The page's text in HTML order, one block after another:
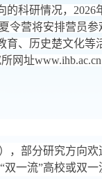
科研情况， 2026
令营将安排营员
育、历史楚文化等
网址www.ihb.ac.cn
，部分研究方向欢
“双一流”高校或双一